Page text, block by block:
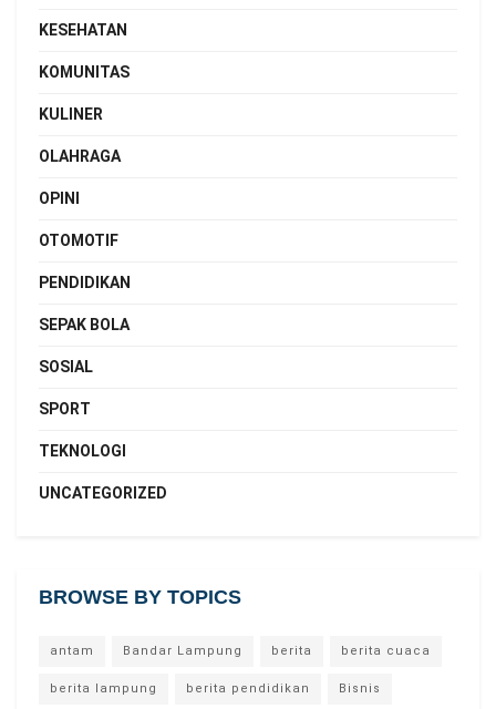
KESEHATAN
KOMUNITAS
KULINER
OLAHRAGA
OPINI
OTOMOTIF
PENDIDIKAN
SEPAK BOLA
SOSIAL
SPORT
TEKNOLOGI
UNCATEGORIZED
BROWSE BY TOPICS
antam Bandar Lampung berita berita cuaca
berita lampung berita pendidikan Bisnis